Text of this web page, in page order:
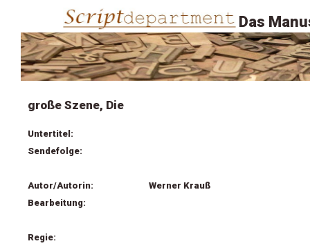
Das
große Szene, Die
Untertitel:
Sendefolge:
Autor/Autorin:
Werner Krauß
Bearbeitung:
Regie: